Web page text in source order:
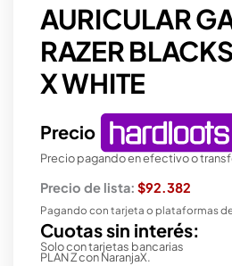
AURICULAR
RAZER
X WHITE
Precio
Precio pagando en efectivo o
Precio de lista: $92.382
Pagando con tarjeta o plataformas
Cuotas sin interés:
Solo con tarjetas bancarias
PLAN Z con NaranjaX.